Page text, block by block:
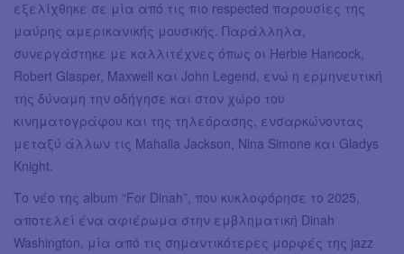
εξελίχθηκε σε μία από τις πιο respected παρουσίες της
μαύρης αμερικανικής μουσικής. Παράλληλα,
συνεργάστηκε με καλλιτέχνες όπως οι Herbie Hancock,
Robert Glasper, Maxwell και John Legend, ενώ η ερμηνευτική
της δύναμη την οδήγησε και στον χώρο του
κινηματογράφου και της τηλεόρασης, ενσαρκώνοντας
μεταξύ άλλων τις Mahalia Jackson, Nina Simone και Gladys
Knight.
Το νέο της album “For Dinah”, που κυκλοφόρησε το 2025,
αποτελεί ένα αφιέρωμα στην εμβληματική Dinah
Washington, μία από τις σημαντικότερες μορφές της jazz